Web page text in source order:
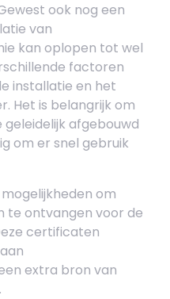
ook nog een
van
kan oplopen tot wel
factoren
installatie en het
Het is belangrijk om
afgebouwd
om er snel gebruik
om
ontvangen voor de
certificaten
extra bron van